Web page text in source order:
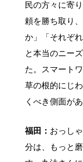
民の方々に寄
頼を勝ち取り
か」「それぞ
と本当のニー
た。スマート
草の根的にじ
くべき側面が
福田： おっし
分は、もっと